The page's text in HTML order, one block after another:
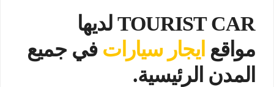
TOURIST CAR لديها
مواقع ايجار سيارات في جميع
المدن الرئيسية.